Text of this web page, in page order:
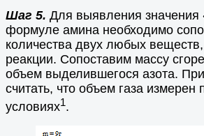
Шаг 5. Для выявления значения
формуле амина необходимо
количества двух любых
реакции. Сопоставим массу
объем выделившегося азота.
считать, что объем газа
условиях1.